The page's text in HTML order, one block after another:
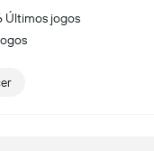
Últimos jogos